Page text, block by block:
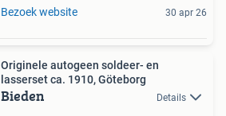
Bezoek website 30 apr 26
Originele autogeen soldeer- en
lasserset ca. 1910, Göteborg
Bieden Details